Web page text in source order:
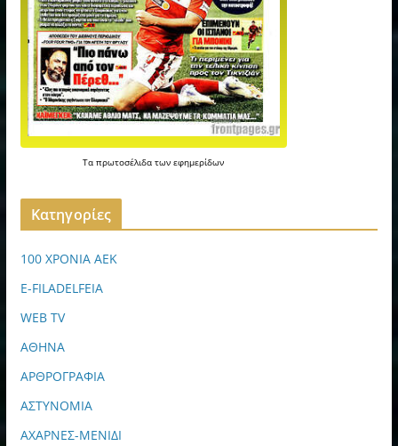
Ταπρωτοσέλιδατωνεφημερίδων
Kατηγορίες
100 ΧΡΟΝΙΑ ΑΕΚ
E-FILADELFEIA
WEB TV
ΑΘΗΝΑ
ΑΡΘΡΟΓΡΑΦΙΑ
ΑΣΤΥΝΟΜΙΑ
ΑΧΑΡΝΕΣ-ΜΕΝΙΔΙ